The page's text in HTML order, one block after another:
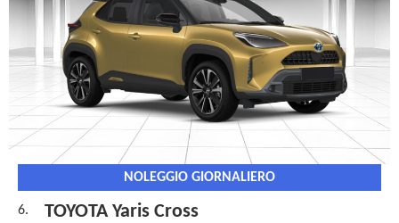
NOLEGGIO GIORNALIERO
6. TOYOTA Yaris Cross